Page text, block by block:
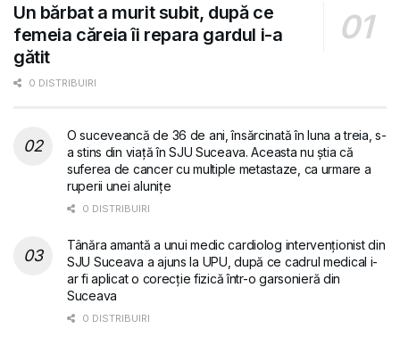
Un bărbat a murit subit, după ce
femeia căreia îi repara gardul i-a
gătit
0 DISTRIBUIRI
O suceveancă de 36 de ani, însărcinată în luna a treia, s-
a stins din viață în SJU Suceava. Aceasta nu știa că
suferea de cancer cu multiple metastaze, ca urmare a
ruperii unei alunițe
0 DISTRIBUIRI
Tânăra amantă a unui medic cardiolog intervenționist din
SJU Suceava a ajuns la UPU, după ce cadrul medical i-
ar fi aplicat o corecție fizică într-o garsonieră din
Suceava
0 DISTRIBUIRI